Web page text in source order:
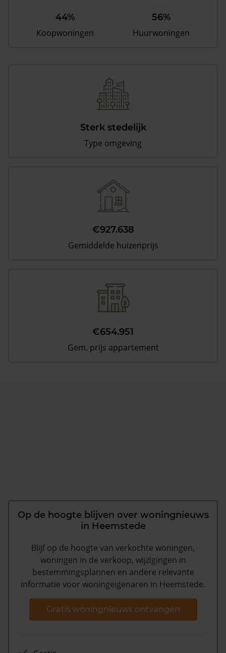
44%
Koopwoningen
56%
Huurwoningen
Sterk stedelijk
Type omgeving
€927.638
Gemiddelde huizenprijs
€654.951
Gem. prijs appartement
Op de hoogte blijven over woningnieuws
in Heemstede
Blijf op de hoogte van verkochte woningen,
woningen in de verkoop, wijzigingen in
bestemmingsplannen en andere relevante
informatie voor woningeigenaren in Heemstede.
Gratis woningnieuws ontvangen